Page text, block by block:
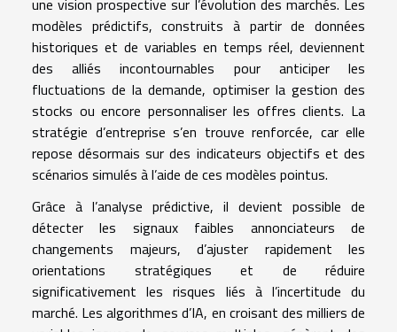
une vision prospective sur l’évolution des marchés. Les
modèles prédictifs, construits à partir de données
historiques et de variables en temps réel, deviennent
des alliés incontournables pour anticiper les
fluctuations de la demande, optimiser la gestion des
stocks ou encore personnaliser les offres clients. La
stratégie d’entreprise s’en trouve renforcée, car elle
repose désormais sur des indicateurs objectifs et des
scénarios simulés à l’aide de ces modèles pointus.
Grâce à l’analyse prédictive, il devient possible de
détecter les signaux faibles annonciateurs de
changements majeurs, d’ajuster rapidement les
orientations stratégiques et de réduire
significativement les risques liés à l’incertitude du
marché. Les algorithmes d’IA, en croisant des milliers de